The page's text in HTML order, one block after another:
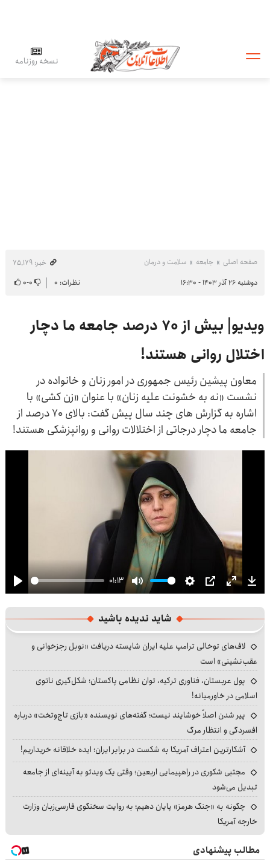
نسخه روزنامه
صفحه اصلی جامعه سلامت و درمان
خبر: ۷۵٬۱۷۹
دوشنبه ۲۶ آذر ۱۴۰۳ - ۱۶:۳۰
نظرات: ۰ ۰-۰
ویدیو| بیش از ۷۰ درصد جامعه ما دچار
اختلال روانی هستند!
معاون پیشین رئیس جمهوری در امور زنان و خانواده در
نشست «نه به خشونت علیه زنان» با عنوان «زن کشی» با
اشاره به گزارش های چند سال پیش گفت: بالای ۷۰ درصد از
جامعه ما دچار درجاتی از اختلالات روانی و روانپزشکی هستند!
Play
01:13
Mute Settings
PIP Enter
شاید ندیده باشید
لاف‌های توخالی ترامپ علیه ایران شایسته دریافت «نوبل رجزخوانی و
عقب‌نشینی» است
پول عربستان، فناوری ترکیه، توان نظامی پاکستان؛ شکل‌گیری ناتوی
اسلامی در خاورمیانه!
پیر شدن اصلاً خوشایند نیست؛ گفته‌های نویسنده «بازی تاج‌وتخت» درباره
افسردگی و انتظار مرگ
آشکارترین اعتراف آمریکا به شکست در برابر ایران؛ ایده خلاقانه خریداریم!
مجتبی شکوری در راهپیمایی اربعین؛ وقتی یک ویدئو به آیینه‌ای از جامعه
تبدیل می‌شود
چگونه به «جنگ هرمز» پایان دهیم؛ به روایت سخنگوی فارسی‌زبان وزارت
خارجه آمریکا
مطالب پیشنهادی